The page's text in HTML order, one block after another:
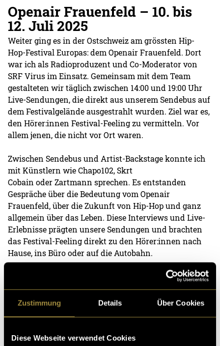
Zustimmung Details Über Cookies
Diese Webseite verwendet Cookies
Openair Frauenfeld – 10. bis
12. Juli 2025
Weiter ging es in der Ostschweiz am grössten Hip-
Hop-Festival Europas: dem Openair Frauenfeld. Dort
war ich als Radioproduzent und Co-Moderator von
SRF Virus im Einsatz. Gemeinsam mit dem Team
gestalteten wir täglich zwischen 14:00 und 19:00 Uhr
Live-Sendungen, die direkt aus unserem Sendebus auf
dem Festivalgelände ausgestrahlt wurden. Ziel war es,
den Hörer:innen Festival-Feeling zu vermitteln. Vor
allem jenen, die nicht vor Ort waren.
Zwischen Sendebus und Artist-Backstage konnte ich
mit Künstlern wie Chapo102, Skrt
Cobain oder Zartmann sprechen. Es entstanden
Gespräche über die Bedeutung vom Openair
Frauenfeld, über die Zukunft von Hip-Hop und ganz
allgemein über das Leben. Diese Interviews und Live-
Erlebnisse prägten unsere Sendungen und brachten
das Festival-Feeling direkt zu den Hörer:innen nach
Hause, ins Büro oder auf die Autobahn.
Heitere Openair – 8. bis 10.
August 2025
Den Abschluss meines Festivalsommers machte
TikTok Content zuständig war. Auch dort war ich